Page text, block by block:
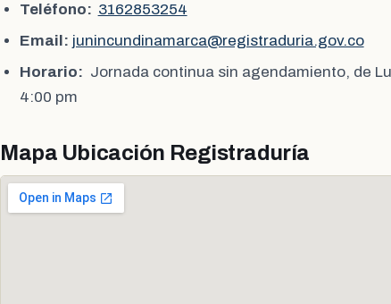
Teléfono: 3162853254
Email: junincundinamarca@registraduria.gov.co
Horario: Jornada continua sin agendamiento, de
4:00 pm
Mapa Ubicación Registraduría